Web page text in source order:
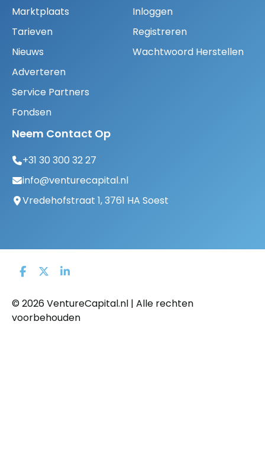
Marktplaats
Tarieven
Nieuws
Adverteren
Service Partners
Fondsen
Inloggen
Registreren
Wachtwoord Herstellen
Neem Contact Op
+31 30 300 32 27
info@venturecapital.nl
Vredehofstraat 1, 3761 HA Soest
© 2026 VentureCapital.nl | Alle rechten
voorbehouden